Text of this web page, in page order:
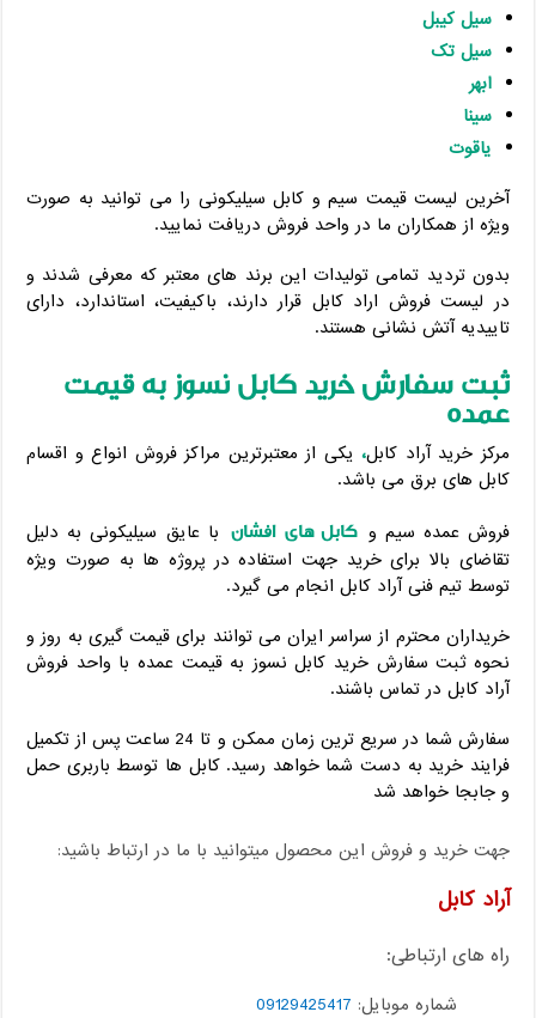
سیل کیبل
سیل تک
ابهر
سینا
یاقوت
آخرین لیست قیمت سیم و کابل سیلیکونی را می توانید به صورت
ویژه از همکاران ما در واحد فروش دریافت نمایید.
بدون تردید تمامی تولیدات این برند های معتبر که معرفی شدند و
در لیست فروش اراد کابل قرار دارند، باکیفیت، استاندارد، دارای
تاییدیه آتش نشانی هستند.
ثبت سفارش خرید کابل نسوز به قیمت
عمده
مرکز خرید آراد کابل، یکی از معتبرترین مراکز فروش انواع و اقسام
کابل های برق می باشد.
فروش عمده سیم و کابل های افشان با عایق سیلیکونی به دلیل
تقاضای بالا برای خرید جهت استفاده در پروژه ها به صورت ویژه
توسط تیم فنی آراد کابل انجام می گیرد.
خریداران محترم از سراسر ایران می توانند برای قیمت گیری به روز و
نحوه ثبت سفارش خرید کابل نسوز به قیمت عمده با واحد فروش
آراد کابل در تماس باشند.
سفارش شما در سریع ترین زمان ممکن و تا 24 ساعت پس از تکمیل
فرایند خرید به دست شما خواهد رسید. کابل ها توسط باربری حمل
و جابجا خواهد شد
جهت خرید و فروش این محصول میتوانید با ما در ارتباط باشید:
آراد کابل
راه های ارتباطی:
شماره موبایل: 09129425417